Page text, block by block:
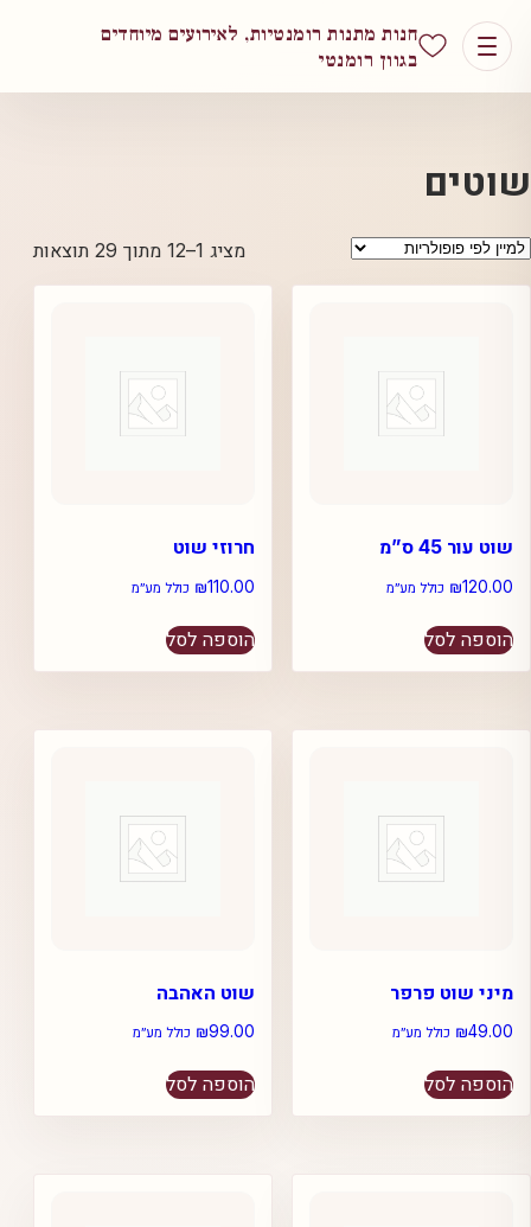
חנות מתנות רומנטיות, לאירועים מיוחדים
בגוון רומנטי
שוטים
מציג 1–12 מתוך 29 תוצאות
חרוזי שוט
₪110.00 כולל מע״מ
הוספה לסל
שוט עור 45 ס”מ
₪120.00 כולל מע״מ
הוספה לסל
שוט האהבה
₪99.00 כולל מע״מ
הוספה לסל
מיני שוט פרפר
₪49.00 כולל מע״מ
הוספה לסל